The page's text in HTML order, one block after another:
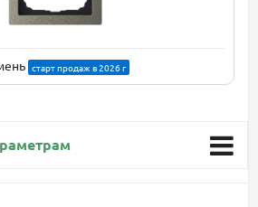
старт продаж в 2026 г